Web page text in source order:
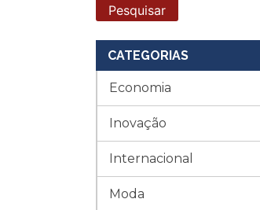
CATEGORIAS
Economia
Inovação
Internacional
Moda